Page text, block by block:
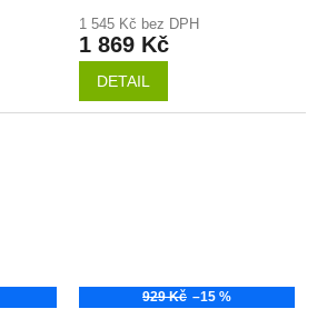
1 545 Kč bez DPH
1 869 Kč
DETAIL
929 Kč –15 %